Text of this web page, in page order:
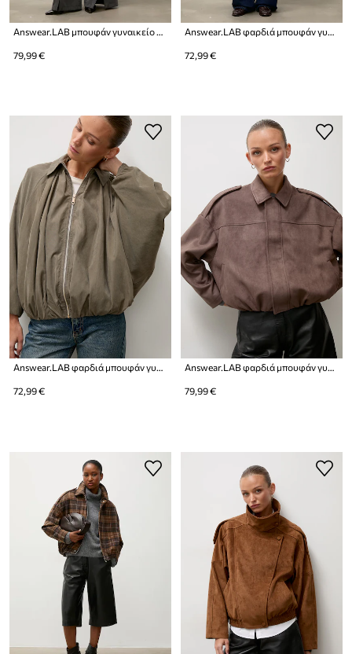
Answear.LAB μπουφάν γυναικείο από συνθετικό δέρμα
79,99 €
Answear.LAB φαρδιά μπουφάν γυναικεία
72,99 €
Answear.LAB φαρδιά μπουφάν γυναικεία
72,99 €
Answear.LAB φαρδιά μπουφάν γυναικεία
79,99 €